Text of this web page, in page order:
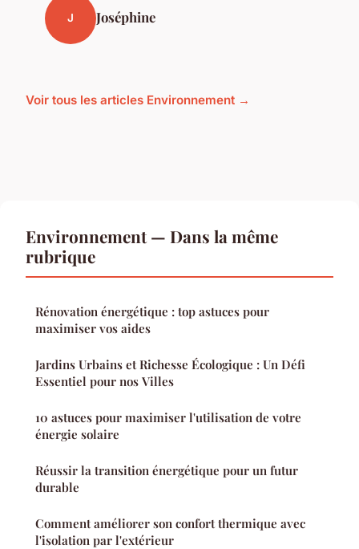
J Joséphine
Voir tous les articles Environnement →
Environnement — Dans la même
rubrique
Rénovation énergétique : top astuces pour
maximiser vos aides
Jardins Urbains et Richesse Écologique : Un Défi
Essentiel pour nos Villes
10 astuces pour maximiser l'utilisation de votre
énergie solaire
Réussir la transition énergétique pour un futur
durable
Comment améliorer son confort thermique avec
l'isolation par l'extérieur